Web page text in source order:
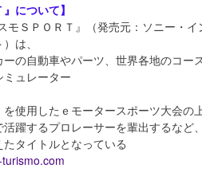
について】
モＳＰＯＲＴ』（発売元：ソニー・イ
は、
の自動車やパーツ、世界各地のコー
ュレーター
を使用したｅモータースポーツ大会の
躍するプロレーサーを輩出するなど
タイトルとなっている